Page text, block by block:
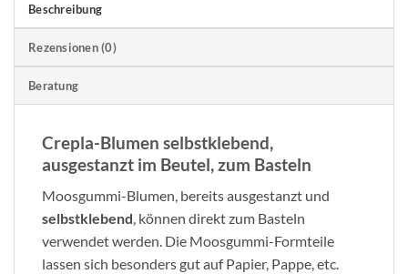
Beschreibung
Rezensionen (0)
Beratung
Crepla-Blumen selbstklebend,
ausgestanzt im Beutel, zum Basteln
Moosgummi-Blumen, bereits ausgestanzt und
selbstklebend, können direkt zum Basteln
verwendet werden. Die Moosgummi-Formteile
lassen sich besonders gut auf Papier, Pappe, etc.